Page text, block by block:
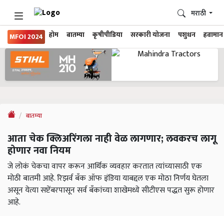
MFOI 2024 होम बातम्या कृषीपीडिया सरकारी योजना पशुधन हवामान
मराठी
बातम्या
आता चेक क्लिअरिंगला नाही वेळ लागणार; लवकरच लागू
होणार नवा नियम
जे लोकं चेकचा वापर करून आर्थिक व्यवहार करतात त्यांच्यासाठी एक
मोठी बातमी आहे. रिझर्व बँक ऑफ इंडिया याबद्दल एक मोठा निर्णय घेतला
असून येत्या सप्टेंबरपासून सर्व बँकांच्या शाखेमध्ये सीटीएस पद्धत सुरू होणार
आहे.